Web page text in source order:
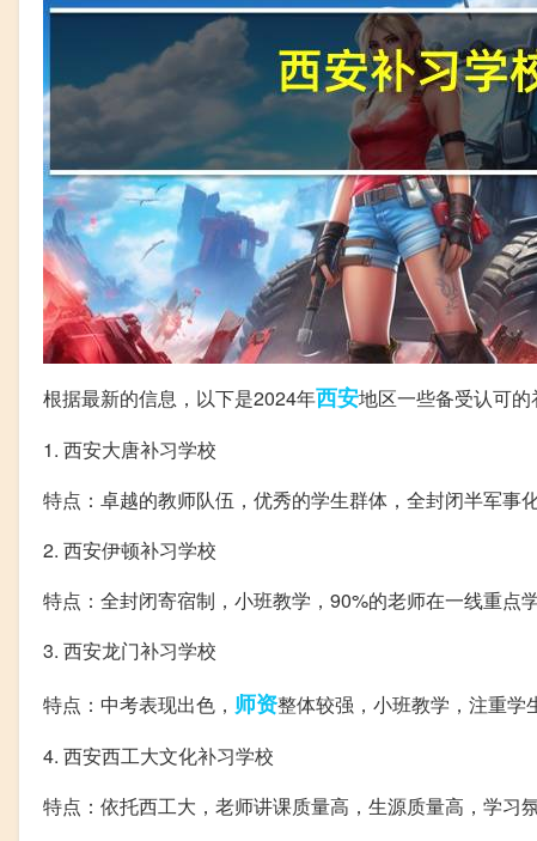
根据最新的信息，以下是2024年西安地区一些备受认可的
1. 西安大唐补习学校
特点：卓越的教师队伍，优秀的学生群体，全封闭半军事
2. 西安伊顿补习学校
特点：全封闭寄宿制，小班教学，90%的老师在一线重点
3. 西安龙门补习学校
特点：中考表现出色， 师资整体较强，小班教学，注重学
4. 西安西工大文化补习学校
特点：依托西工大，老师讲课质量高，生源质量高，学习氛